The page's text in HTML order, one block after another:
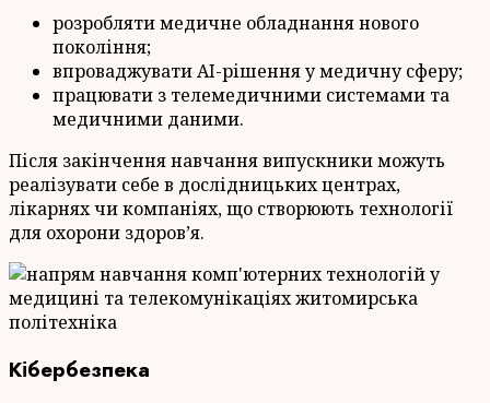
розробляти медичне обладнання нового
покоління;
впроваджувати AI-рішення у медичну сферу;
працювати з телемедичними системами та
медичними даними.
Після закінчення навчання випускники можуть
реалізувати себе в дослідницьких центрах,
лікарнях чи компаніях, що створюють технології
для охорони здоров’я.
Кібербезпека